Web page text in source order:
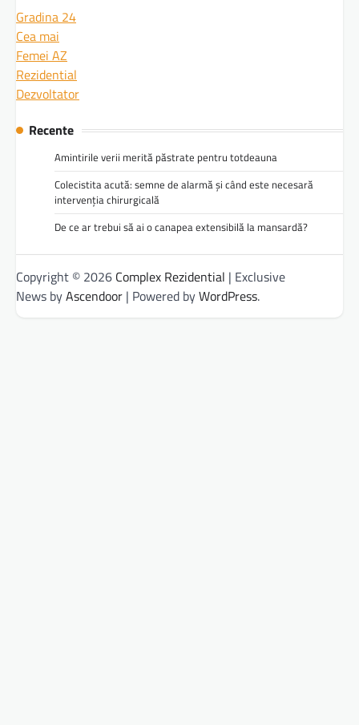
Gradina 24
Cea mai
Femei AZ
Rezidential
Dezvoltator
Recente
Amintirile verii merită păstrate pentru totdeauna
Colecistita acută: semne de alarmă și când este necesară
intervenția chirurgicală
De ce ar trebui să ai o canapea extensibilă la mansardă?
Copyright © 2026 Complex Rezidential | Exclusive
News byAscendoor | Powered byWordPress.